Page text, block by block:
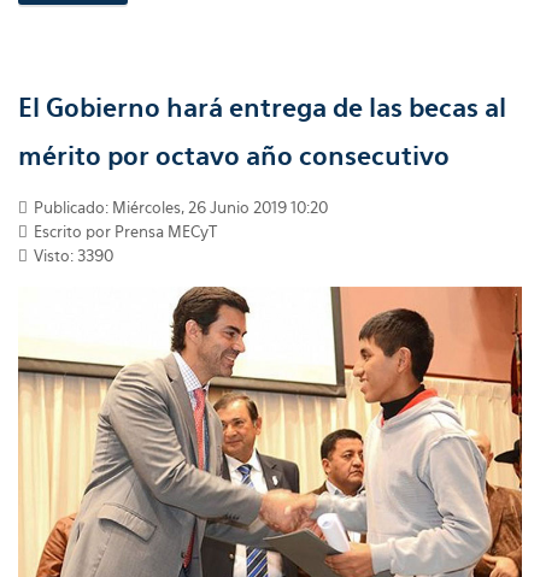
El Gobierno hará entrega de las becas al
mérito por octavo año consecutivo
Publicado: Miércoles, 26 Junio 2019 10:20
Escrito por Prensa MECyT
Visto: 3390